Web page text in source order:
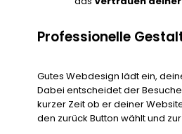
Professionelle
Gutes Webdesign lädt ein,
Dabei entscheidet der
kurzer Zeit ob er deiner
den zurück Button wählt und